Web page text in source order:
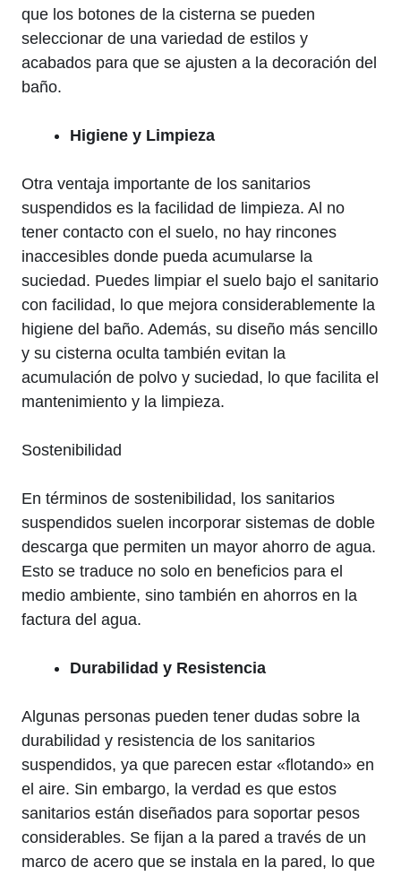
que los botones de la cisterna se pueden
seleccionar de una variedad de estilos y
acabados para que se ajusten a la decoración del
baño.
Higiene y Limpieza
Otra ventaja importante de los sanitarios
suspendidos es la facilidad de limpieza. Al no
tener contacto con el suelo, no hay rincones
inaccesibles donde pueda acumularse la
suciedad. Puedes limpiar el suelo bajo el sanitario
con facilidad, lo que mejora considerablemente la
higiene del baño. Además, su diseño más sencillo
y su cisterna oculta también evitan la
acumulación de polvo y suciedad, lo que facilita el
mantenimiento y la limpieza.
Sostenibilidad
En términos de sostenibilidad, los sanitarios
suspendidos suelen incorporar sistemas de doble
descarga que permiten un mayor ahorro de agua.
Esto se traduce no solo en beneficios para el
medio ambiente, sino también en ahorros en la
factura del agua.
Durabilidad y Resistencia
Algunas personas pueden tener dudas sobre la
durabilidad y resistencia de los sanitarios
suspendidos, ya que parecen estar «flotando» en
el aire. Sin embargo, la verdad es que estos
sanitarios están diseñados para soportar pesos
considerables. Se fijan a la pared a través de un
marco de acero que se instala en la pared, lo que